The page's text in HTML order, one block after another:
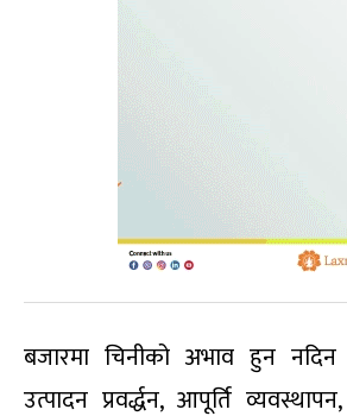
बजारमा चिनीको अभाव हुन नदिन
उत्पादन प्रवर्द्धन, आपूर्ति